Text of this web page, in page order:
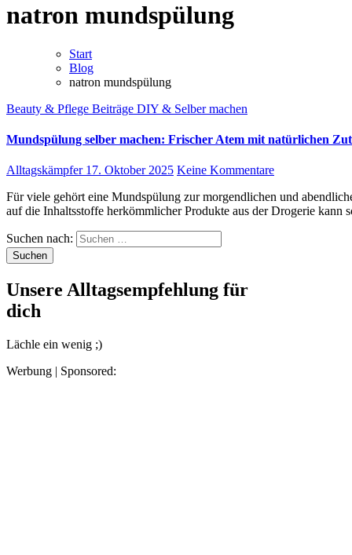
natron mundspülung
Start
Blog
natron mundspülung
Beauty & Pflege Beiträge DIY & Selber machen
Mundspülung selber machen: Frischer Atem mit natürlichen
Alltagskämpfer 17. Oktober 2025 Keine Kommentare
Für viele gehört eine Mundspülung zur morgendlichen und abendlichen Routine wie das Zähneputzen selbst. Doch ein Blick
auf die Inhaltsstoffe herkömmlicher Produkte aus der Drogerie
Suchen nach:
Unsere Alltagsempfehlung für
dich
Lächle ein wenig ;)
Werbung | Sponsored: